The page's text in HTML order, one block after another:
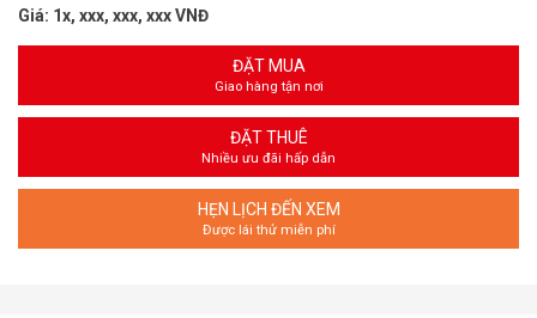
Giá: 1x, xxx, xxx, xxx VNĐ
ĐẶT MUA
Giao hàng tận nơi
ĐẶT THUÊ
Nhiều ưu đãi hấp dẫn
HẸN LỊCH ĐẾN XEM
Được lái thử miễn phí